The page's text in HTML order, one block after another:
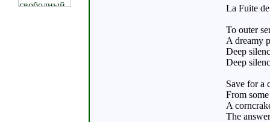
La Fuite
To outer
A dreamy
Deep
Deep
Save for a
From
A
The